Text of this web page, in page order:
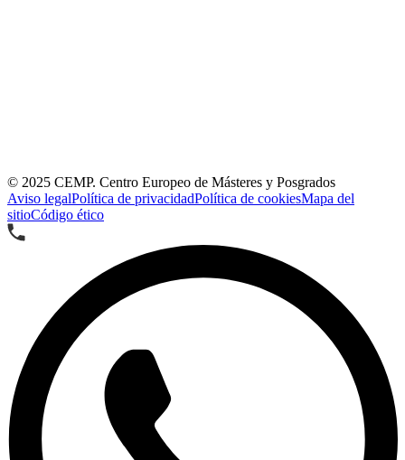
© 2025 CEMP. Centro Europeo de Másteres y Posgrados
Aviso legalPolítica de privacidadPolítica de cookiesMapa del
sitioCódigo ético